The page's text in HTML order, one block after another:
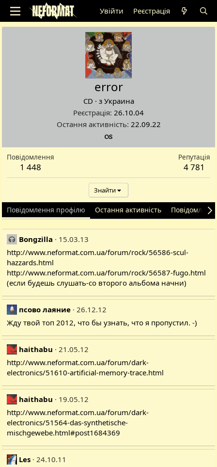
Увійти Реєстрація
error
CD · з Украина
Реєстрація 26.10.04
Остання активність 22.09.22
Повідомлення
1 448
Репутація
4 781
Знайти
Повідомлення профілю Остання активність
Bongzilla
15.03.13
http://www.neformat.com.ua/forum/rock/56586-scul-
hazzards.html
http://www.neformat.com.ua/forum/rock/56587-fugo.html
(если будешь слушать-со второго альбома начни)
псово лаяние
26.12.12
Жду твой топ 2012, что бы узнать, что я пропустил. -)
haithabu
21.05.12
http://www.neformat.com.ua/forum/dark-
electronics/51610-artificial-memory-trace.html
haithabu
19.05.12
http://www.neformat.com.ua/forum/dark-
electronics/51564-das-synthetische-
mischgewebe.html#post1684369
Les
24.10.11